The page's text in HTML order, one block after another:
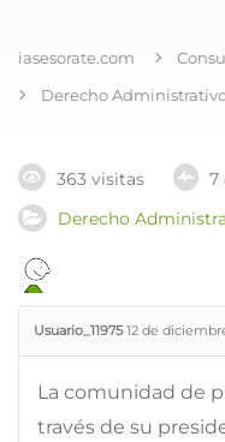
iasesorate.com
Derecho
363 visitas
7
Derecho
Usuario_11975 12 de
La comunidad de
través de su